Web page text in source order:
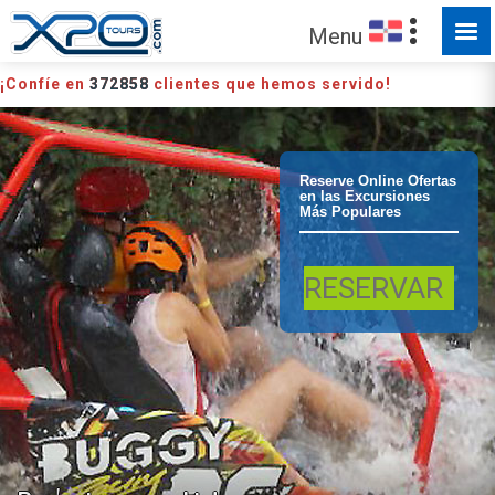
Puerto Plata
Puerto Plata
Tour en Buggy
Cuatriciclo
Menu
¡Confíe en 372858 clientes que hemos servido!
Reserve Online Ofertas
en las Excursiones
Más Populares
RESERVAR